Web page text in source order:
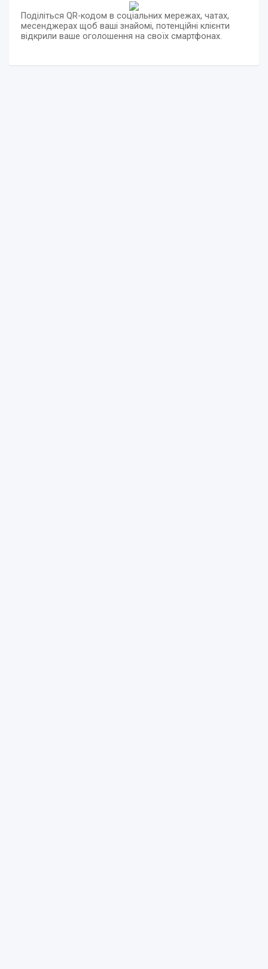
Поділіться QR-кодом в соціальних мережах, чатах,
месенджерах щоб ваші знайомі, потенційні клієнти
відкрили ваше оголошення на своїх смартфонах.